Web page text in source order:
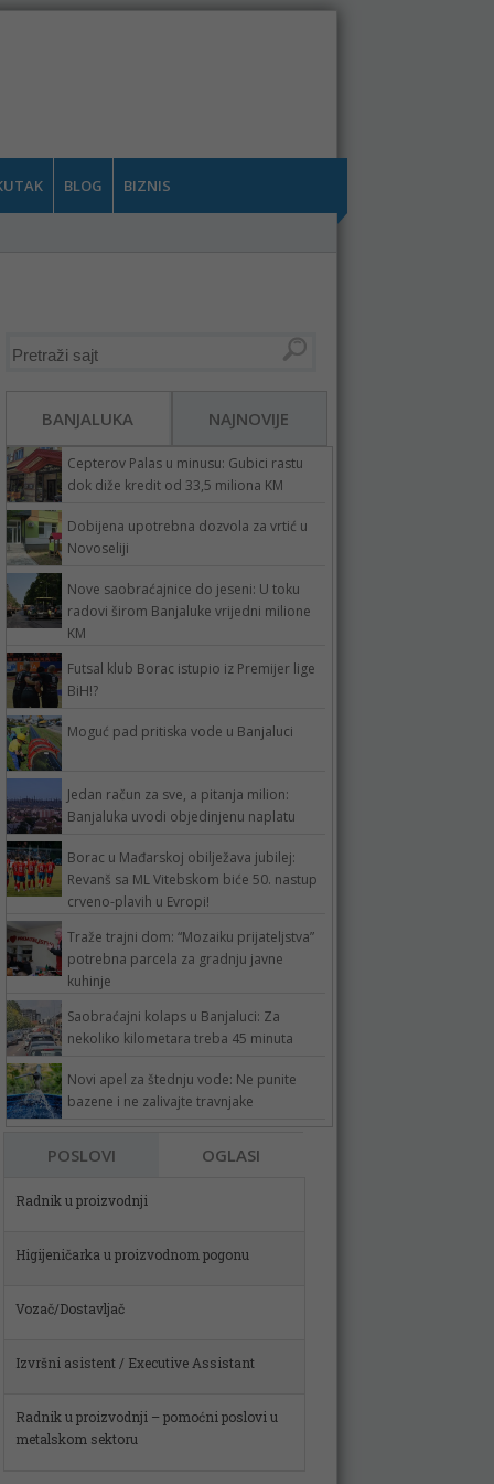
BLOG BIZNIS
BANJALUKA NAJNOVIJE
Cepterov Palas u minusu: Gubici rastu
dok diže kredit od 33,5 miliona KM
Dobijena upotrebna dozvola za vrtić u
Novoseliji
Nove saobraćajnice do jeseni: U toku
radovi širom Banjaluke vrijedni milione
KM
Futsal klub Borac istupio iz Premijer lige
BiH!?
Moguć pad pritiska vode u Banjaluci
Jedan račun za sve, a pitanja milion:
Banjaluka uvodi objedinjenu naplatu
Borac u Mađarskoj obilježava jubilej:
Revanš sa ML Vitebskom biće 50. nastup
crveno-plavih u Evropi!
Traže trajni dom: “Mozaiku prijateljstva”
potrebna parcela za gradnju javne
kuhinje
Saobraćajni kolaps u Banjaluci: Za
nekoliko kilometara treba 45 minuta
Novi apel za štednju vode: Ne punite
bazene i ne zalivajte travnjake
POSLOVI OGLASI
Higijeničarka u proizvodnom pogonu
Vozač/Dostavljač
Izvršni asistent / Executive Assistant
Radnik u proizvodnji – pomoćni poslovi u
Spremačica